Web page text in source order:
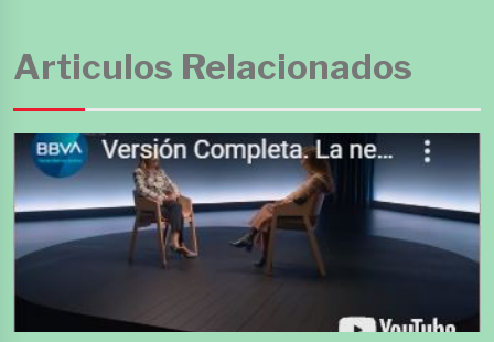
Articulos Relacionados